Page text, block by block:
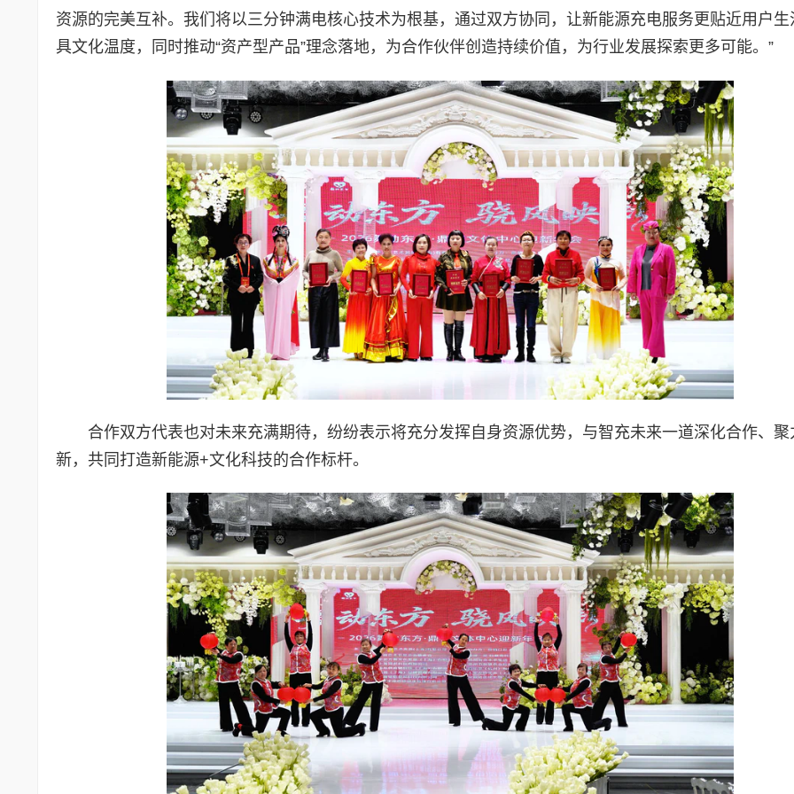
资源的完美互补。我们将以三分钟满电核心技术为根基，通过双方协同，让新能源充电服务更贴近用户生
具文化温度，同时推动“资产型产品”理念落地，为合作伙伴创造持续价值，为行业发展探索更多可能。”
合作双方代表也对未来充满期待，纷纷表示将充分发挥自身资源优势，与智充未来一道深化合作、聚
新，共同打造新能源+文化科技的合作标杆。